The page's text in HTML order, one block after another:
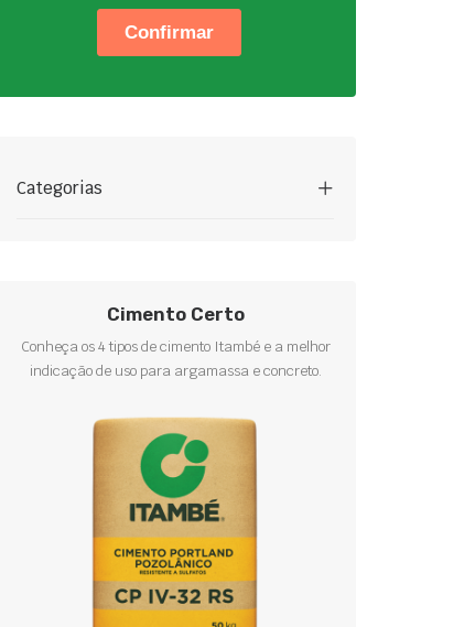
Categorias
Cimento Certo
Conheça os 4 tipos de cimento Itambé e a melhor
indicação de uso para argamassa e concreto.